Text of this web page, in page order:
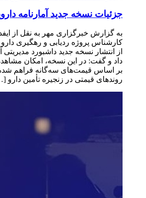
جزئیات نسخه جدید آمارنامه
به گزارش خبرگزاری مهر به نقل از
کارشناس پروژه ردیابی و رهگیری دارو
از انتشار نسخه جدید داشبورد مدیریتی
داد و گفت: در این نسخه، امکان
بر اساس قیمت‌های سه‌گانه فراهم
روندهای قیمتی در زنجیره تأمین دارو